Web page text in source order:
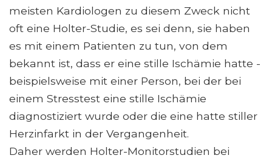
meisten Kardiologen zu diesem Zweck nicht
oft eine Holter-Studie, es sei denn, sie haben
es mit einem Patienten zu tun, von dem
bekannt ist, dass er eine stille Ischämie hatte -
beispielsweise mit einer Person, bei der bei
einem Stresstest eine stille Ischämie
diagnostiziert wurde oder die eine hatte stiller
Herzinfarkt in der Vergangenheit.
Daher werden Holter-Monitorstudien bei